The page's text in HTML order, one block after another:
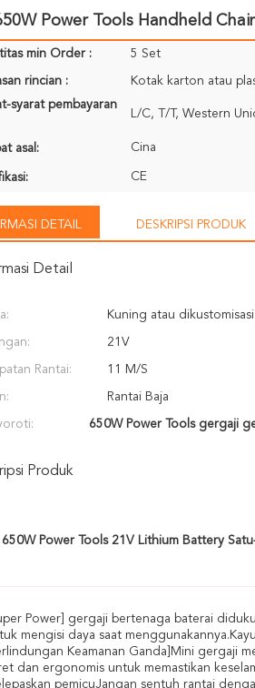
Power Tools Handheld
min Order : 5 Set
rincian : Kotak karton atau
syarat pembayaran
L/C, T/T, Western
asal: Cina
CE
DETAIL DESKRIPSI PRODUK
Detail
Kuning atau dikustomisasi
21V
Rantai: 11 M/S
Rantai Baja
650W Power Tools gergaji
Produk
Power Tools 21V Lithium Battery
Power] gergaji bertenaga baterai
mengisi daya saat
Keamanan Ganda]Mini gergaji
dan ergonomis untuk memastikan
pemicuJangan sentuh rantai